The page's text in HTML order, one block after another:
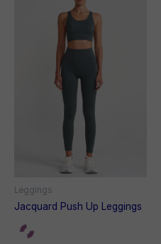
Leggings
Jacquard Push Up Leggings